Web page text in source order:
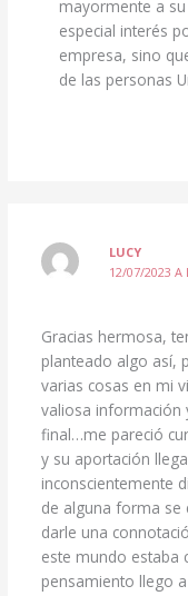
mayormente a
especial interés
empresa, sino
de las personas
LUCY
12/07/2023 A
Gracias hermosa,
planteado algo así,
varias cosas en mi
valiosa información
final…me pareció
y su aportación
inconscientemente
de alguna forma
darle una
este mundo estaba
pensamiento llego